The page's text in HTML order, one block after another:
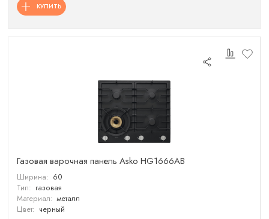
КУПИТЬ
Газовая варочная панель Asko HG1666AB
Ширина: 60
Тип: газовая
Материал: металл
Цвет: черный